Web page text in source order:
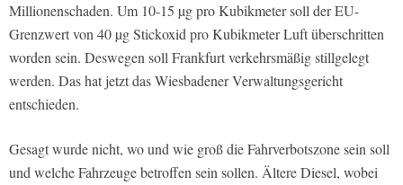
Millionenschaden. Um 10-15 µg pro Kubikmeter soll der EU-
Grenzwert von 40 µg Stickoxid pro Kubikmeter Luft überschritten
worden sein. Deswegen soll Frankfurt verkehrsmäßig stillgelegt
werden. Das hat jetzt das Wiesbadener Verwaltungsgericht
entschieden.
Gesagt wurde nicht, wo und wie groß die Fahrverbotszone sein soll
und welche Fahrzeuge betroffen sein sollen. Ältere Diesel, wobei